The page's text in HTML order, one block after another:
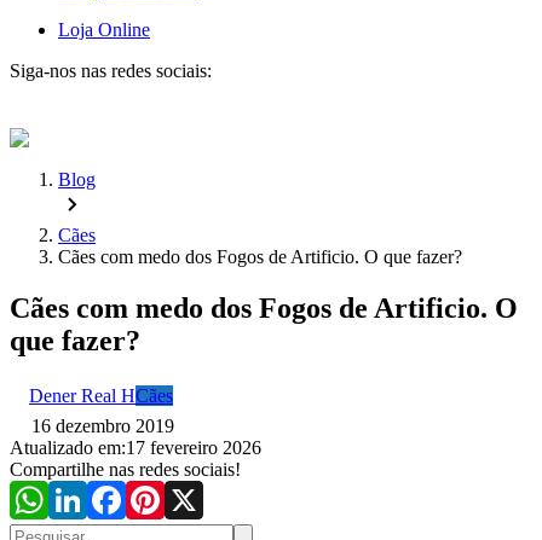
Loja Online
Siga-nos nas redes sociais:
Blog
Cães
Cães com medo dos Fogos de Artificio. O que fazer?
Cães com medo dos Fogos de Artificio. O
que fazer?
Dener Real HCães
16 dezembro 2019
Atualizado em:17 fevereiro 2026
Compartilhe nas redes sociais!